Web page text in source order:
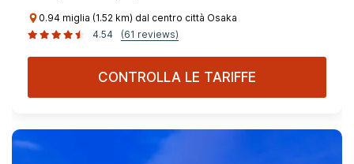
0.94 miglia (1.52 km) dal centro città Osaka
4.54
(61 reviews)
CONTROLLA LE TARIFFE